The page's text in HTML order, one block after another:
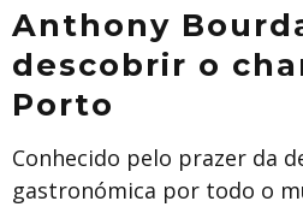
Anthony
descobrir o
Porto
Conhecido pelo prazer da
gastronómica por todo o